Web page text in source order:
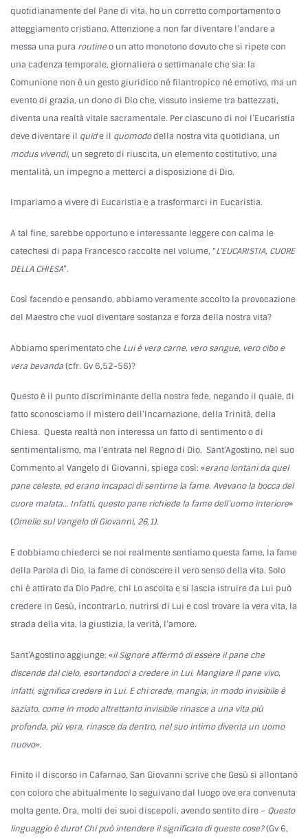
quotidianamente del Pane di vita, ho un corretto comportamento o
atteggiamento cristiano. Attenzione a non far diventare l’andare a
messa una pura routineo un atto monotono dovuto che si ripete con
una cadenza temporale, giornaliera o settimanale che sia: la
Comunione non è un gesto giuridico né filantropico né emotivo, ma un
evento di grazia, un dono di Dio che, vissuto insieme tra battezzati,
diventa una realtà vitale sacramentale. Per ciascuno di noi l’Eucaristia
deve diventare il quide il quomododella nostra vita quotidiana, un
modus vivendi, un segreto di riuscita, un elemento costitutivo, una
mentalità, un impegno a metterci a disposizione di Dio.
Impariamo a vivere di Eucaristia e a trasformarci in Eucaristia.
A tal fine, sarebbe opportuno e interessante leggere con calma le
catechesi di papa Francesco raccolte nel volume, “L’EUCARISTIA, CUORE
DELLA CHIESA”.
Così facendo e pensando, abbiamo veramente accolto la provocazione
del Maestro che vuol diventare sostanza e forza della nostra vita?
Abbiamo sperimentato che Lui è vera carne, vero sangue, vero cibo e
vera bevanda(cfr. Gv 6,52-56)?
Questo è il punto discriminante della nostra fede, negando il quale, di
fatto sconosciamo il mistero dell’Incarnazione, della Trinità, della
Chiesa. Questa realtà non interessa un fatto di sentimento o di
sentimentalismo, ma l’entrata nel Regno di Dio. Sant’Agostino, nel suo
Commento al Vangelo di Giovanni, spiega così: «erano lontani da quel
pane celeste, ed erano incapaci di sentirne la fame. Avevano la bocca del
cuore malata… Infatti, questo pane richiede la fame dell’uomo interiore»
(Omelie sul Vangelo di Giovanni, 26,1).
E dobbiamo chiederci se noi realmente sentiamo questa fame, la fame
della Parola di Dio, la fame di conoscere il vero senso della vita. Solo
chi è attirato da Dio Padre, chi Lo ascolta e si lascia istruire da Lui può
credere in Gesù, incontrarLo, nutrirsi di Lui e così trovare la vera vita, la
strada della vita, la giustizia, la verità, l’amore.
Sant’Agostino aggiunge: «il Signore affermò di essere il pane che
discende dal cielo, esortandoci a credere in Lui. Mangiare il pane vivo,
infatti, significa credere in Lui. E chi crede, mangia; in modo invisibile è
saziato, come in modo altrettanto invisibile rinasce a una vita più
profonda, più vera, rinasce da dentro, nel suo intimo diventa un uomo
nuovo».
Finito il discorso in Cafarnao, San Giovanni scrive che Gesù si allontanò
con coloro che abitualmente lo seguivano dal luogo ove era convenuta
molta gente. Ora, molti dei suoi discepoli, avendo sentito dire – Questo
linguaggio è duro! Chi può intendere il significato di queste cose?(Gv 6,